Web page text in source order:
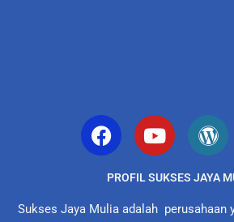
PROFIL SUKSES JAYA
Sukses Jaya Mulia adalah perusahaan